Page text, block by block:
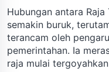
Hubungan antara
semakin buruk,
terancam oleh
pemerintahan. Ia
raja mulai